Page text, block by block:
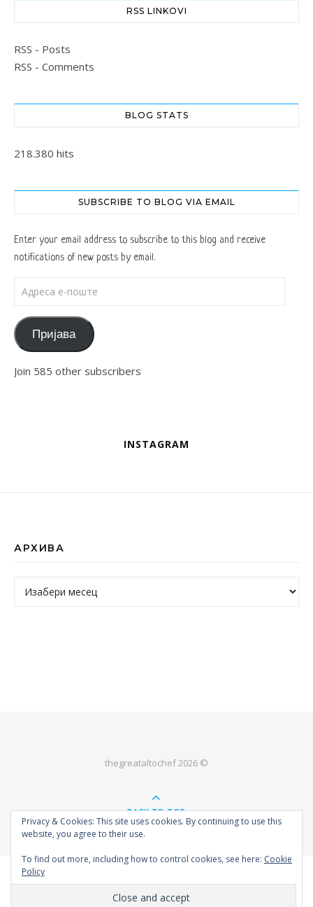
RSS LINKOVI
RSS - Posts
RSS - Comments
BLOG STATS
218.380 hits
SUBSCRIBE TO BLOG VIA EMAIL
Enter your email address to subscribe to this blog and receive
notifications of new posts by email.
Пријава
Join 585 other subscribers
INSTAGRAM
АРХИВА
Архива
thegreataltochef 2026 ©
BACK TO TOP
Privacy & Cookies: This site uses cookies. By continuing to use this
website, you agree to their use.
To find out more, including how to control cookies, see here: Cookie
Policy